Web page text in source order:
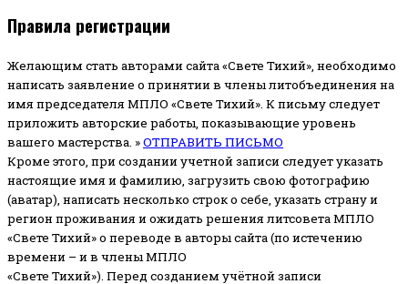
Правила регистрации
Желающим стать авторами сайта «Свете Тихий», необходимо
написать заявление о принятии в члены литобъединения на
имя председателя МПЛО «Свете Тихий». К письму следует
приложить авторские работы, показывающие уровень
вашего мастерства. »ОТПРАВИТЬ ПИСЬМО
Кроме этого, при создании учетной записи следует указать
настоящие имя и фамилию, загрузить свою фотографию
(аватар), написать несколько строк о себе, указать страну и
регион проживания и ожидать решения литсовета МПЛО
«Свете Тихий» о переводе в авторы сайта (по истечению
времени – и в члены МПЛО
«Свете Тихий»). Перед созданием учётной записи